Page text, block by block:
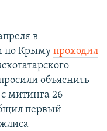
в
по Крыму проходил
объяснить
митинга 26
первый